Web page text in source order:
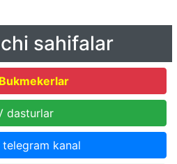
sahifalar
dasturlar
telegram kanal